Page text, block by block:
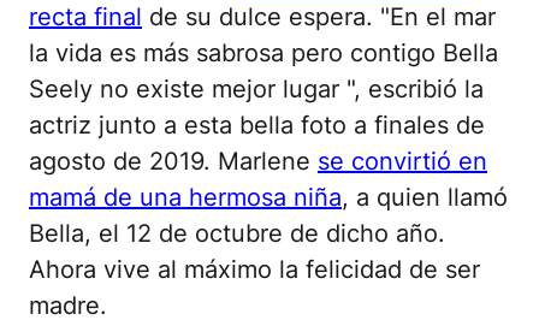
recta final de su dulce espera. "En el mar
la vida es más sabrosa pero contigo Bella
Seely no existe mejor lugar ", escribió la
actriz junto a esta bella foto a finales de
agosto de 2019. Marlene se convirtió en
mamá de una hermosa niña, a quien llamó
Bella, el 12 de octubre de dicho año.
Ahora vive al máximo la felicidad de ser
madre.